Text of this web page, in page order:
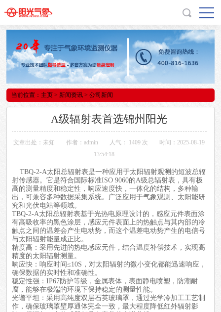
当前位置： 主页 >新闻资讯 > 公司新闻
A级辐射表首选锦州阳光
文章出处：未知 作者：admin 人气： 1409 次
时间：2025-08-19
13:54:18
TBQ-2-A太阳总辐射表是一种应用于太阳辐射观测的短波总辐
射传感器。它是符合国际标准ISO 9060的A级总辐射表，具有极
高的测量精度和稳定性，响应速度快，一体化的结构，多种输
出，可兼容多种数据采集系统。广泛应用于气象观测、太阳能研
究和光伏电站等领域。
TBQ-2-A太阳总辐射表基于光热电原理设计的，感应元件表面涂
有高吸收率的黑色涂层，感应元件表面上的热触点与其内部的冷
触点之间的温差会产生电动势，而这个温差电动势产生的电信号
与太阳辐射能量成正比。
精度高‌：采用先进的热电感应元件，结合温度补偿技术，实现高
精度的太阳辐射测量。
响应快‌：响应时间≤10S，对太阳辐射的微小变化都能迅速响应，
确保数据的实时性和准确性。
稳定性强‌：IP67防护等级，金属表体，表面静电喷塑，防潮耐
腐，能够在极端的环境下保持稳定的测量性能。
光谱平坦：采用高纯度双层石英玻璃罩，通过光学冷加工工艺制
作，确保玻璃罩壁厚通体完全一致，最大程度降低红外辐射影